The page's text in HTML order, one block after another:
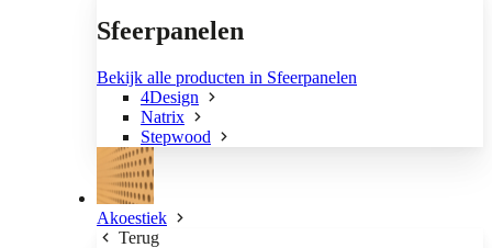
Sfeerpanelen
Bekijk alle producten in Sfeerpanelen
4Design
Natrix
Stepwood
Akoestiek
Terug